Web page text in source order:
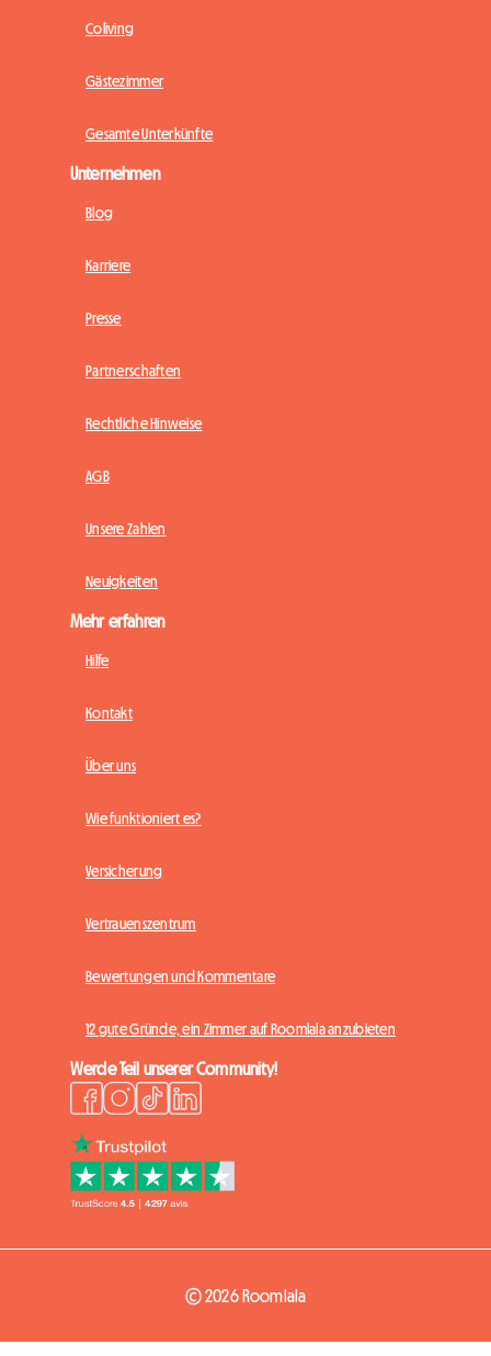
Coliving
Gästezimmer
Gesamte Unterkünfte
Unternehmen
Blog
Karriere
Presse
Partnerschaften
Rechtliche Hinweise
AGB
Unsere Zahlen
Neuigkeiten
Mehr erfahren
Hilfe
Kontakt
Über uns
Wie funktioniert es?
Versicherung
Vertrauenszentrum
Bewertungen und Kommentare
12 gute Gründe, ein Zimmer auf Roomlala anzubieten
Werde Teil unserer Community!
© 2026 Roomlala